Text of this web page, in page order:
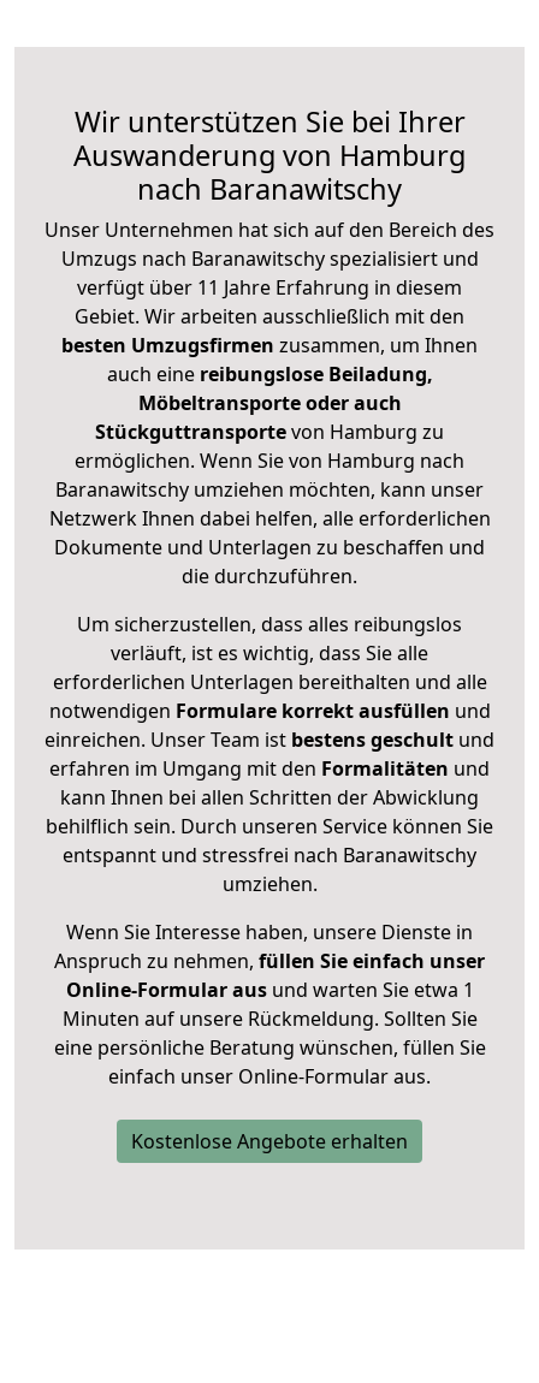
Wir unterstützen Sie bei Ihrer
Auswanderung von Hamburg
nach Baranawitschy
Unser Unternehmen hat sich auf den Bereich des
Umzugs nach Baranawitschy spezialisiert und
verfügt über 11 Jahre Erfahrung in diesem
Gebiet. Wir arbeiten ausschließlich mit den
besten Umzugsfirmen zusammen, um Ihnen
auch eine reibungslose Beiladung,
Möbeltransporte oder auch
Stückguttransportevon Hamburg zu
ermöglichen. Wenn Sie von Hamburg nach
Baranawitschy umziehen möchten, kann unser
Netzwerk Ihnen dabei helfen, alle erforderlichen
Dokumente und Unterlagen zu beschaffen und
die durchzuführen.
Um sicherzustellen, dass alles reibungslos
verläuft, ist es wichtig, dass Sie alle
erforderlichen Unterlagen bereithalten und alle
notwendigen Formulare korrekt ausfüllen und
einreichen. Unser Team ist bestens geschult und
erfahren im Umgang mit den Formalitäten und
kann Ihnen bei allen Schritten der Abwicklung
behilflich sein. Durch unseren Service können Sie
entspannt und stressfrei nach Baranawitschy
umziehen.
Wenn Sie Interesse haben, unsere Dienste in
Anspruch zu nehmen, füllen Sie einfach unser
Online-Formular ausund warten Sie etwa 1
Minuten auf unsere Rückmeldung. Sollten Sie
eine persönliche Beratung wünschen, füllen Sie
einfach unser Online-Formular aus.
Kostenlose Angebote erhalten